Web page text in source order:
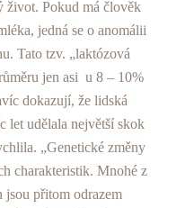
život. Pokud má člověk
jedná se o anomálii
Tato tzv. „laktózová
jen asi u 8 – 10%
dokazují, že lidská
let udělala největší skok
„Genetické změny
charakteristik. Mnohé z
jsou přitom odrazem